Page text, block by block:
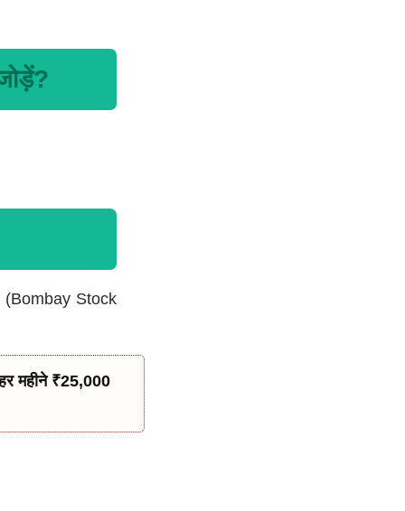
Stock
महीने ₹25,000